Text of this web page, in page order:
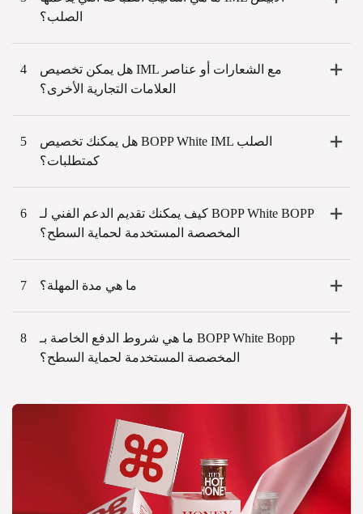
الصلب؟
4
هل يمكن تخصيص IML مع الشعارات أو عناصر
العلامات التجارية الأخرى؟
5
هل يمكنك تخصيص BOPP White IML الصلب
كمتطلبات؟
6
كيف يمكنك تقديم الدعم الفني لـ BOPP White BOPP
المخصصة المستخدمة لحماية السطح؟
7 ما هي مدة المهلة؟
8
ما هي شروط الدفع الخاصة بـ BOPP White Bopp
المخصصة المستخدمة لحماية السطح؟